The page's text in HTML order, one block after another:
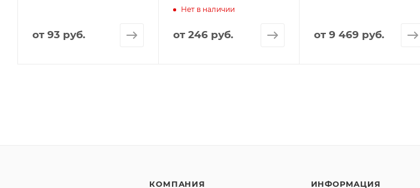
от 93 руб.
Нет в наличии
от 246 руб. от 9 469 руб.
КОМПАНИЯ ИНФОРМАЦИЯ